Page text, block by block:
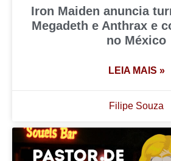
Iron Maiden anuncia
Megadeth e Anthrax e
no México
LEIA MAIS »
Filipe Souza